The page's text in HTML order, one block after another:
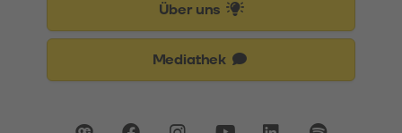
Über uns
Mediathek